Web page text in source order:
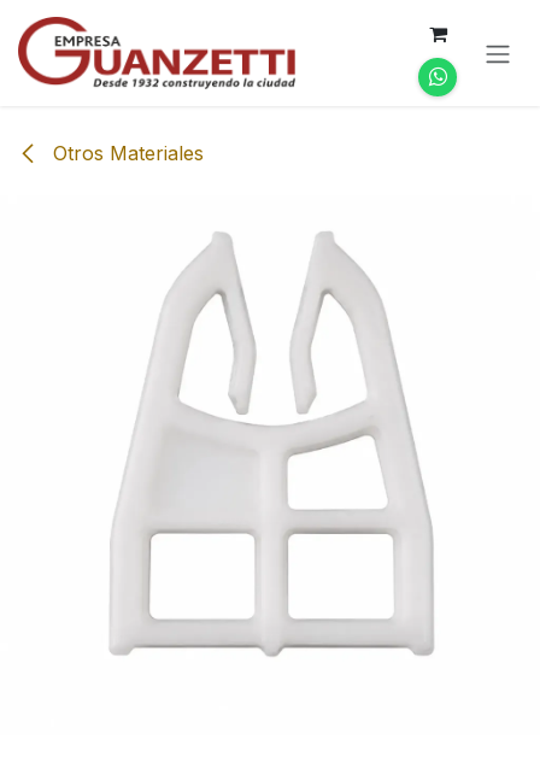
Ir al contenido
Otros Materiales